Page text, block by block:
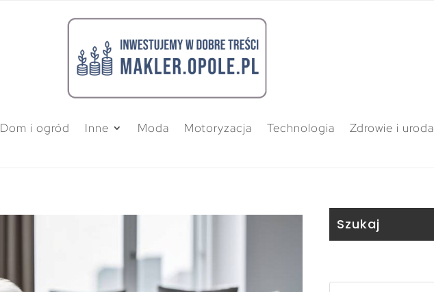
Dom i ogród Inne Moda Motoryzacja Technologia Zdrowie i uroda
Szukaj